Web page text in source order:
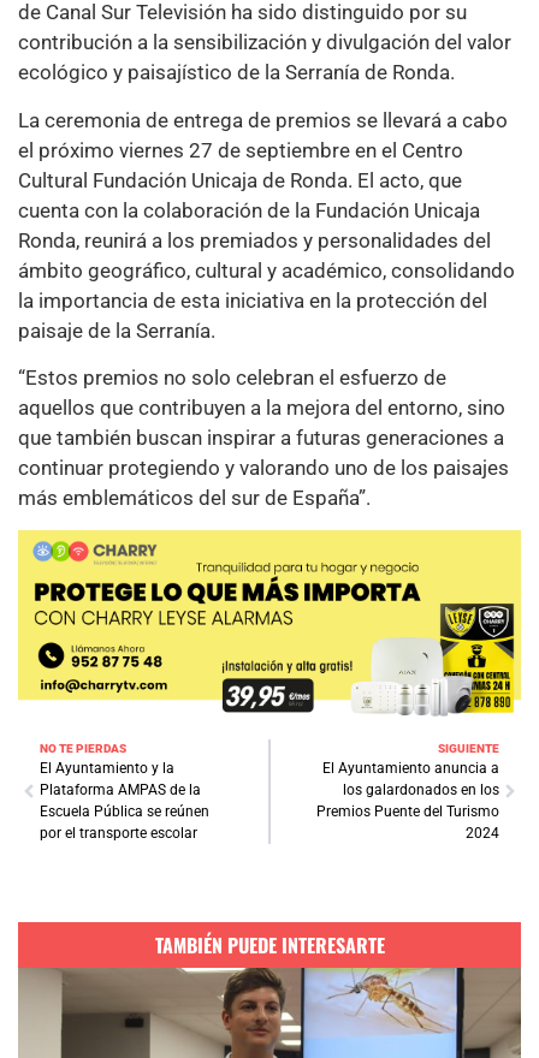
de Canal Sur Televisión ha sido distinguido por su
contribución a la sensibilización y divulgación del valor
ecológico y paisajístico de la Serranía de Ronda.
La ceremonia de entrega de premios se llevará a cabo
el próximo viernes 27 de septiembre en el Centro
Cultural Fundación Unicaja de Ronda. El acto, que
cuenta con la colaboración de la Fundación Unicaja
Ronda, reunirá a los premiados y personalidades del
ámbito geográfico, cultural y académico, consolidando
la importancia de esta iniciativa en la protección del
paisaje de la Serranía.
“Estos premios no solo celebran el esfuerzo de
aquellos que contribuyen a la mejora del entorno, sino
que también buscan inspirar a futuras generaciones a
continuar protegiendo y valorando uno de los paisajes
más emblemáticos del sur de España”.
NO TE PIERDAS
El Ayuntamiento y la
Plataforma AMPAS de la
Escuela Pública se reúnen
por el transporte escolar
SIGUIENTE
El Ayuntamiento anuncia a
los galardonados en los
Premios Puente del Turismo
2024
TAMBIÉN PUEDE INTERESARTE